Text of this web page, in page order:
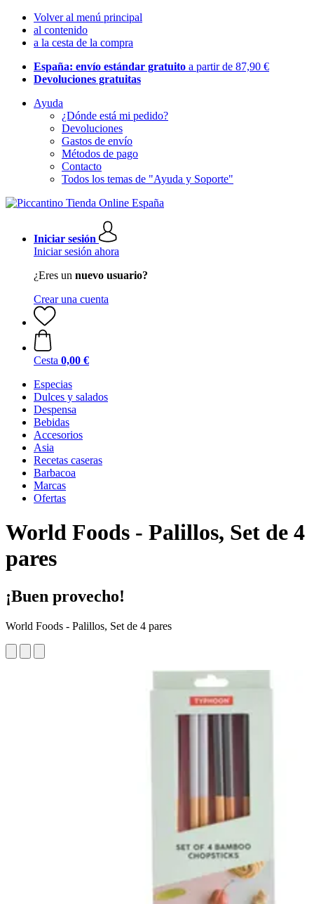
Volver al menú principal
al contenido
a la cesta de la compra
España: envío estándar gratuito a partir de 87,90 €
Devoluciones gratuitas
Ayuda
¿Dónde está mi pedido?
Devoluciones
Gastos de envío
Métodos de pago
Contacto
Todos los temas de "Ayuda y Soporte"
Iniciar sesión
Iniciar sesión ahora
¿Eres un nuevo usuario?
Crear una cuenta
Cesta 0,00 €
Especias
Dulces y salados
Despensa
Bebidas
Accesorios
Asia
Recetas caseras
Barbacoa
Marcas
Ofertas
World Foods - Palillos, Set de 4
pares
¡Buen provecho!
World Foods - Palillos, Set de 4 pares